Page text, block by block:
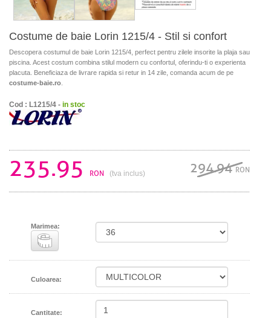
Costume de baie Lorin 1215/4 - Stil si confort
Descopera costumul de baie Lorin 1215/4, perfect pentru zilele insorite la plaja sau
piscina. Acest costum combina stilul modern cu confortul, oferindu-ti o experienta
placuta. Beneficiaza de livrare rapida si retur in 14 zile, comanda acum de pe
costume-baie.ro
Cod : L1215/4 - in stoc
235.95 RON (tva inclus) 294.94RON
Marimea:
Culoarea:
Cantitate: